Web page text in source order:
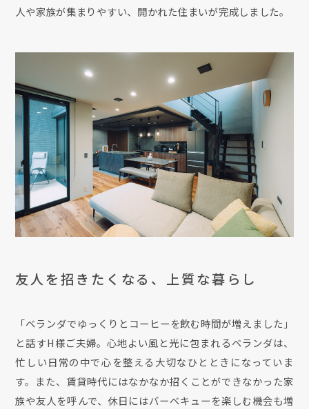
人や家族が集まりやすい、開かれた住まいが完成しました。
友人を招きたくなる、上質な暮らし
「ベランダでゆっくりとコーヒーを飲む時間が増えました」
と話すH様ご夫婦。心地よい風と光に包まれるベランダは、
忙しい日常の中で心を整える大切なひとときになっていま
す。また、賃貸時代にはなかなか招くことができなかった家
族や友人を呼んで、休日にはバーベキューを楽しむ機会も増